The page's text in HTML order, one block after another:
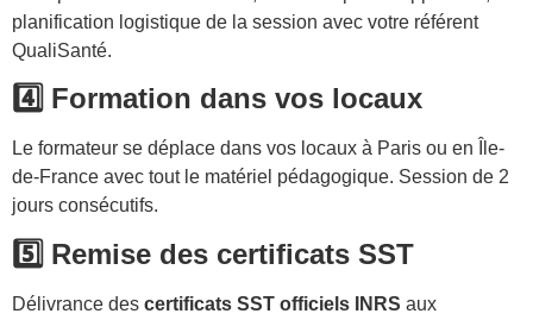
planification logistique de la session avec votre référent
QualiSanté.
4️⃣ Formation dans vos locaux
Le formateur se déplace dans vos locaux à Paris ou en Île-
de-France avec tout le matériel pédagogique. Session de 2
jours consécutifs.
5️⃣ Remise des certificats SST
Délivrance des certificats SST officiels INRS aux